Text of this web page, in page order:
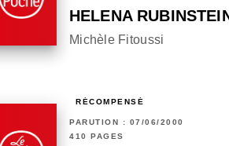
HELENA
Michèle Fitoussi
RÉCOMPENSÉ
PARUTION : 07/06/2000
410 PAGES